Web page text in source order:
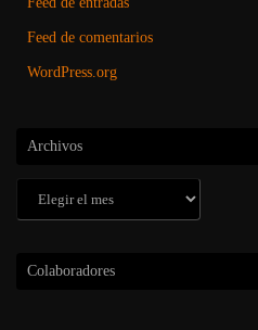
Feed de comentarios
WordPress.org
Archivos
Colaboradores